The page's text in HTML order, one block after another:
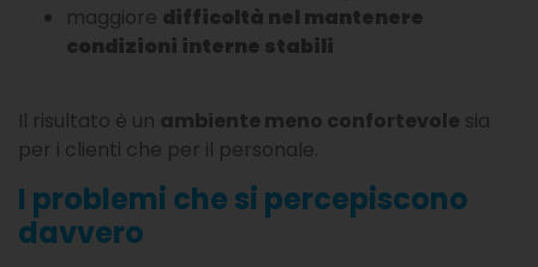
maggiore difficoltà nel mantenere
condizioni interne stabili
Il risultato è un ambiente meno confortevole sia
per i clienti che per il personale.
I problemi che si percepiscono
davvero